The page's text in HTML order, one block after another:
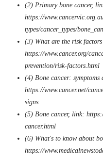
(2) Primary bone cancer,
https://
types/cancer_types/
(3) What are the risk
https://www.cancer.org/
prevention/risk-factors.html
(4) Bone cancer: symptoms
https://www.cancer.net/
signs
(5) Bone cancer, link:
cancer.html
(6) What's to know about
https://